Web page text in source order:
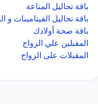
باقة تحاليل المناعة
باقة تحاليل الفيتامينات و
باقة صحة أولادك
المقبلين علي الزواج
المقبلات على الزواج